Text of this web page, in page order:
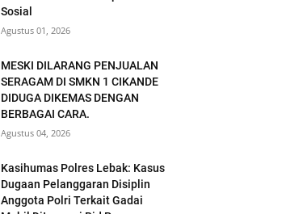
Sosial
Agustus 01, 2026
MESKI DILARANG PENJUALAN
SERAGAM DI SMKN 1 CIKANDE
DIDUGA DIKEMAS DENGAN
BERBAGAI CARA.
Agustus 04, 2026
Kasihumas Polres Lebak: Kasus
Dugaan Pelanggaran Disiplin
Anggota Polri Terkait Gadai